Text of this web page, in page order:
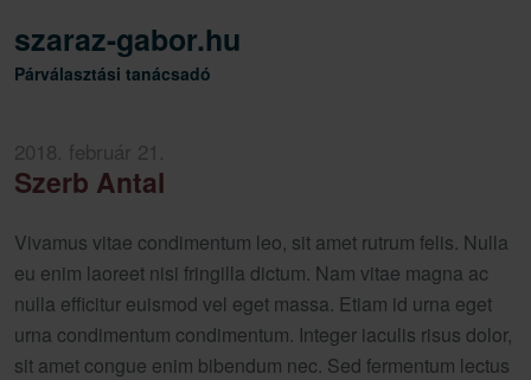
szaraz-gabor.hu
Párválasztási tanácsadó
2018. február 21.
Szerb Antal
Vivamus vitae condimentum leo, sit amet rutrum felis. Nulla
eu enim laoreet nisi fringilla dictum. Nam vitae magna ac
nulla efficitur euismod vel eget massa. Etiam id urna eget
urna condimentum condimentum. Integer iaculis risus dolor,
sit amet congue enim bibendum nec. Sed fermentum lectus